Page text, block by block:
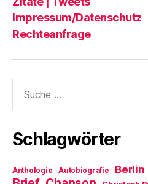
Impressum/Datenschutz
Rechteanfrage
nach:
Schlagwörter
Anthologie Autobiografie Berlin